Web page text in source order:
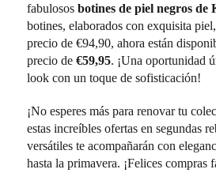
fabulososbotines de piel negros de
botines, elaborados con exquisita
precio de €94,90, ahora están
precio de€59,95. ¡Una oportunidad
look con un toque de sofisticación!
¡No esperes más para renovar tu
estas increíbles ofertas en segundas
versátiles te acompañarán con
hasta la primavera. ¡Felices compras